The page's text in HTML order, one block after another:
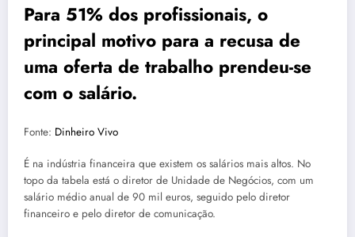
Para 51% dos profissionais, o
principal motivo para a recusa de
uma oferta de trabalho prendeu-se
com o salário.
Fonte: Dinheiro Vivo
É na indústria financeira que existem os salários mais altos. No
topo da tabela está o diretor de Unidade de Negócios, com um
salário médio anual de 90 mil euros, seguido pelo diretor
financeiro e pelo diretor de comunicação.